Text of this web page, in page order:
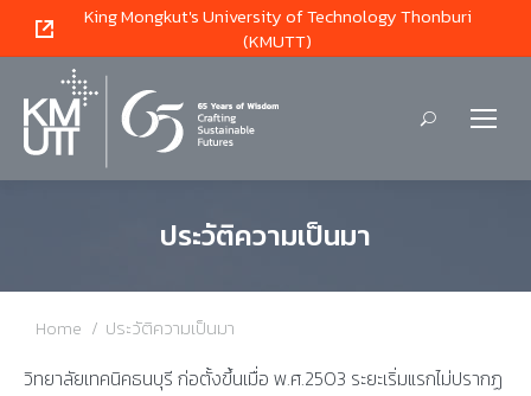
King Mongkut's University of Technology Thonburi
(KMUTT)
Search:
ประวัติความเป็นมา
You are here:
Home ประวัติความเป็นมา
วิทยาลัยเทคนิคธนบุรี ก่อตั้งขึ้นเมื่อ พ.ศ.2503 ระยะเริ่มแรกไม่ปรากฏ